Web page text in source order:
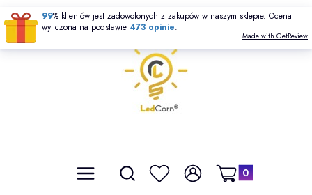
Menu Otwórz wyszukiwarkę
Szukaj Ulubione Zaloguj się
Produkty w koszyku:
Koszyk
99% klientów jest zadowolonych z zakupów w naszym sklepie. Ocena
wyliczona na podstawie 473 opinie.
Made with GetReview